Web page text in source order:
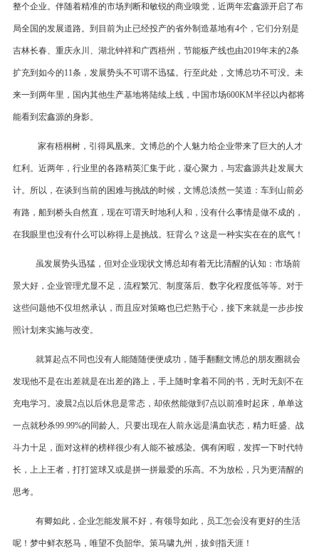
整个企业。伴随着精准的市场判断和敏锐的商业嗅觉，近两年宏鑫源开启了布
局全国的发展道路。到目前为止已经投产的省外制造基地有4个，它们分别是
吉林长春、重庆永川、湖北钟祥和广西梧州，节能板产线也由2019年末的2条
扩充到如今的11条，发展势头不可谓不迅猛。行至此处，文博总功不可没。未
来一到两年里，国内其他生产基地将陆续上线，中国市场600KM半径以内都将
能看到宏鑫源的身影。
家有梧桐树，引得凤凰来。文博总的个人魅力给企业带来了巨大的人才
红利。近两年，行业里的各路精英汇集于此，凝心聚力，与宏鑫源共赴发展大
计。所以，在谈到当前的困难与挑战的时候，文博总淡然一笑道：车到山前必
有路，船到桥头自然直，现在可谓天时地利人和，没有什么事情是做不成的，
在我眼里也没有什么可以称得上是挑战。狂背么？这是一种实实在在的底气！
虽发展势头迅猛，但对企业现状文博总却有着无比清醒的认知：市场前
景大好，企业管理尤显不足，流程繁冗、制度落后、数字化程度低等等。对于
这些问题他不仅坦然承认，而且应对策略也已烂熟于心，接下来就是一步步按
照计划来实施与改变。
就算起点不同也没有人能随随便便成功，随手翻翻文博总的朋友圈就会
发现他不是在出差就是在出差的路上，手上随时拿着不同的书，无时无刻不在
充电学习。凌晨2点以后休息是常态，却依然能做到7点以前准时起床，单单这
一点就秒杀99.99%的同龄人。只要出现在人前永远是满血状态，精力旺盛、战
斗力十足，面对这样的榜样很少有人能不被感染。偶有闲暇，发挥一下时代特
长，上上王者，打打篮球又或是拼一拼最爱的乐高。不为放松，只为更清醒的
思考。
有卿如此，企业怎能发展不好，有领导如此，员工怎会没有更好的生活
呢！ 梦中鲜衣怒马，唯望不负韶华。策马啸九州，拔剑指天涯！